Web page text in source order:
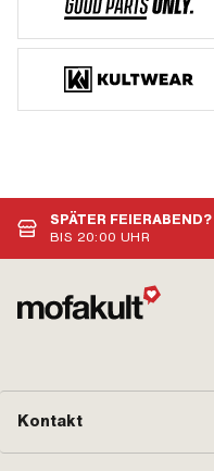
SPÄTER FEIERABEND?
BIS 20:00 UHR
Kontakt